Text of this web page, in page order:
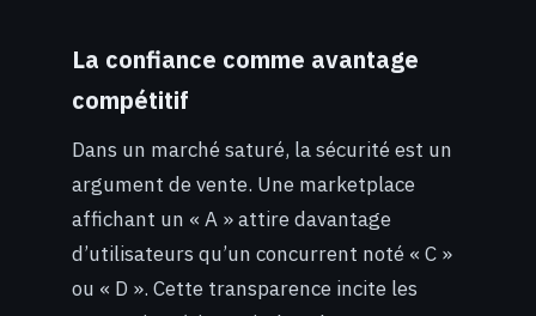
La confiance comme avantage
compétitif
Dans un marché saturé, la sécurité est un
argument de vente. Une marketplace
affichant un « A » attire davantage
d’utilisateurs qu’un concurrent noté « C »
ou « D ». Cette transparence incite les